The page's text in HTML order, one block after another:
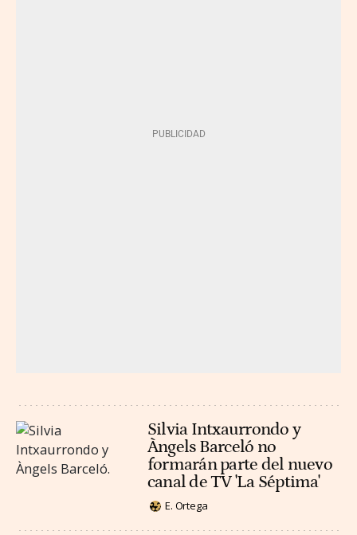
Silvia Intxaurrondo y
Àngels Barceló no
formarán parte del nuevo
canal de TV 'La Séptima'
E. Ortega